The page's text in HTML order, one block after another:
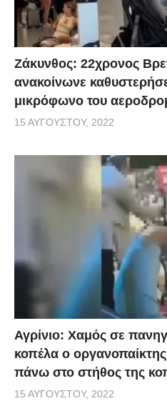
Ζάκυνθος: 22χρονος
ανακοίνωνε
μικρόφωνο του
15 ΑΥΓΟΎΣΤΟΥ, 2022
Αγρίνιο: Χαμός σε
κοπέλα ο
πάνω στο στήθος της
15 ΑΥΓΟΎΣΤΟΥ, 2022